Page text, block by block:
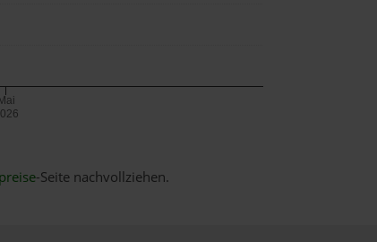
-Seite nachvollziehen.